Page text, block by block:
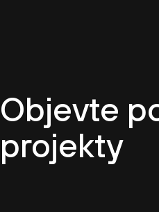
Objevte
projekty